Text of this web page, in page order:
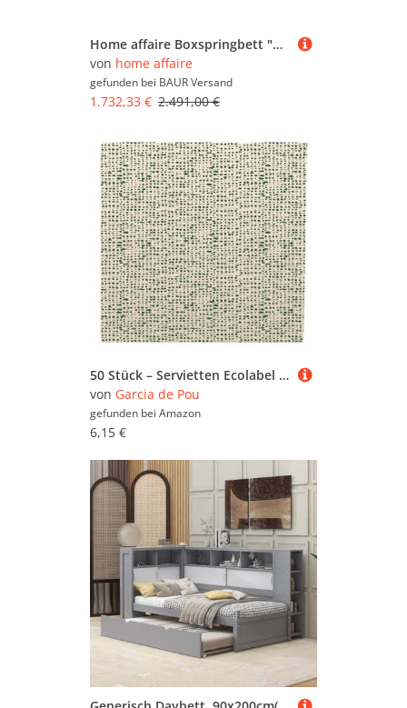
Home affaire Boxspringbett "Calloway" inkl. Topper, XXL-Ausführung, in 4 Farben, 5 Breiten, 3 Matratzenarten
von home affaire
gefunden bei BAUR Versand
1.732,33 € 2.491,00 €
50 Stück – Servietten Ecolabel P. 1/4 'Double Point – Dakar' 19 G/M2 40 x 40 cm Natur recycelt
von Garcia de Pou
gefunden bei Amazon
6,15 €